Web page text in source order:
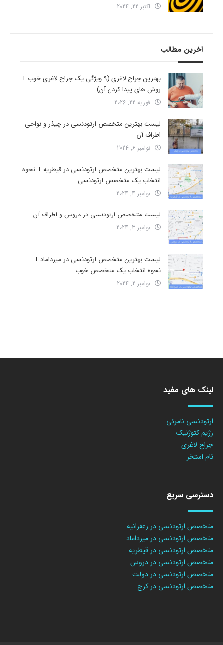
اکتبر 22, 2024
آخرین مطالب
بهترین جراح لاغری (9 ویژگی یک جراح لاغری خوب +
روش های پیدا کردن آن)
فوریه 22, 2026
لیست بهترین متخصص ارتودنسی در چیذر و نواحی
اطراف آن
نوامبر 6, 2024
لیست بهترین متخصص ارتودنسی در قیطریه + نحوه
انتخاب یک متخصص ارتودنسی
نوامبر 4, 2024
لیست متخصص ارتودنسی در دروس و اطراف آن
نوامبر 3, 2024
لیست بهترین متخصص ارتودنسی در میرداماد +
نحوه انتخاب یک متخصص خوب
نوامبر 2, 2024
لینک های مفید
ارتودنسی نامرئی
رژیم کتوژنیک
جراح لاغری
تام استخر
دسترسی سریع
متخصص ارتودنسی در زعفرانیه
متخصص ارتودنسی در میرداماد
متخصص ارتودنسی در قیطریه
متخصص ارتودنسی در دروس
متخصص ارتودنسی در دولت
متخصص ارتودنسی در کرج